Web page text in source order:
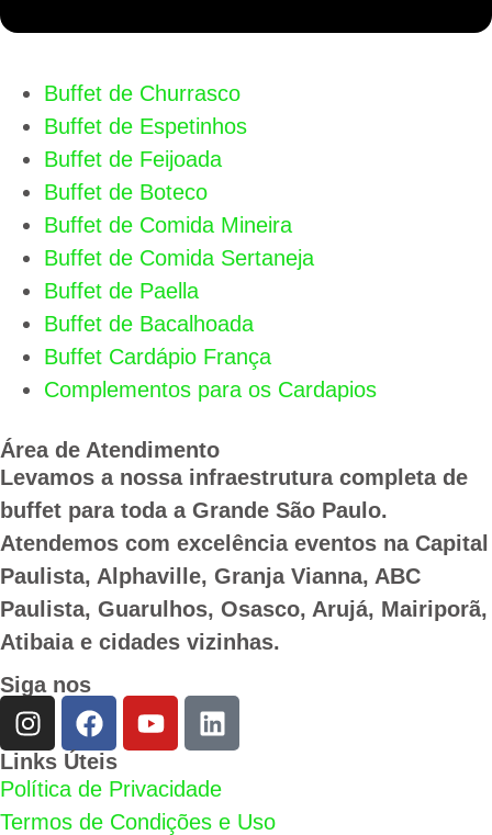
Buffet de Churrasco
Buffet de Espetinhos
Buffet de Feijoada
Buffet de Boteco
Buffet de Comida Mineira
Buffet de Comida Sertaneja
Buffet de Paella
Buffet de Bacalhoada
Buffet Cardápio França
Complementos para os Cardapios
Área de Atendimento
Levamos a nossa infraestrutura completa de
buffet para toda a Grande São Paulo.
Atendemos com excelência eventos na Capital
Paulista, Alphaville, Granja Vianna, ABC
Paulista, Guarulhos, Osasco, Arujá, Mairiporã,
Atibaia e cidades vizinhas.
Siga nos
Links Úteis
Política de Privacidade
Termos de Condições e Uso